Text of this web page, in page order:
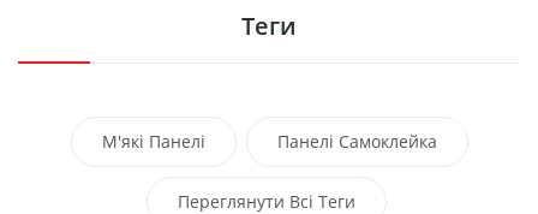
Теги
М'які Панелі Панелі Самоклейка
Самоклеючі Миючі Вологостійкі Панелі
Переглянути Всі Теги